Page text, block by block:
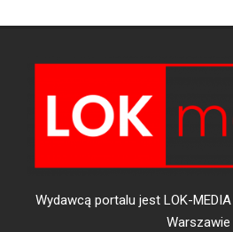
Wydawcą portalu jest LOK-
Warszawie